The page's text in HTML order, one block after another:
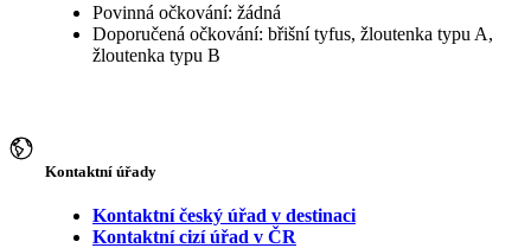
Povinná očkování: žádná
Doporučená očkování: břišní tyfus, žloutenka typu A,
žloutenka typu B
Kontaktní úřady
Kontaktní český úřad v destinaci
Kontaktní cizí úřad v ČR